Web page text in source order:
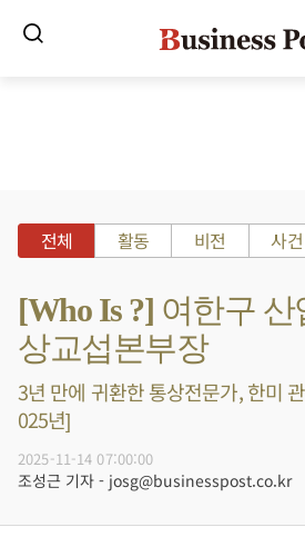
전체 활동 비전 사건
[Who Is ?] 여한구
상교섭본부장
3년 만에 귀환한 통상전문가, 한미
025년]
2025-11-14 07:00:00
조성근 기자 - josg@businesspost.co.kr